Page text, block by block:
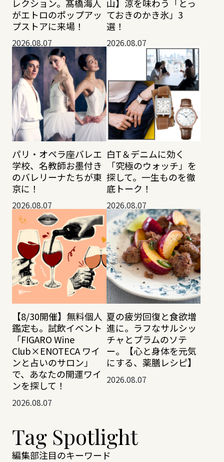
レクション。髙橋海人
がエトロのポップアッ
プストアに来場！
2026.08.07
山】涼を味わう「とっ
ておきのかき氷」3
選！
2026.08.07
パリ・オペラ座バレエ
学校、名教師お墨付き
のバレリーナたちが東
京に！
2026.08.07
白T＆デニムに効く
「究極のウォッチ」を
探して。一生ものを徹
底トーク！
2026.08.07
【8/30開催】無料個人
鑑定も。試飲イベント
「FIGARO Wine
Club×ENOTECA ワイ
ンと占いのサロン」
で、あなたの開運ワイ
ンを探して！
2026.08.07
夏の疲労回復と食欲増
進に。ラフなサルシッ
チャとプラムのソテ
ー。【心と身体を元気
にする、薬膳レシピ】
2026.08.07
Tag Spotlight
編集部注目のキーワード